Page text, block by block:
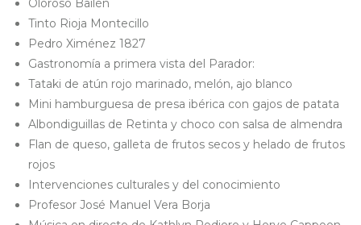
Oloroso Bailén
Tinto Rioja Montecillo
Pedro Ximénez 1827
Gastronomía a primera vista del Parador:
Tataki de atún rojo marinado, melón, ajo blanco
Mini hamburguesa de presa ibérica con gajos de patata
Albondiguillas de Retinta y choco con salsa de almendra
Flan de queso, galleta de frutos secos y helado de frutos
rojos
Intervenciones culturales y del conocimiento
Profesor José Manuel Vera Borja